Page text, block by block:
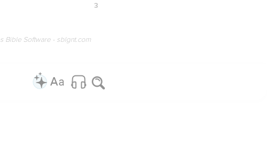
3
Bible Software - sblgnt.com